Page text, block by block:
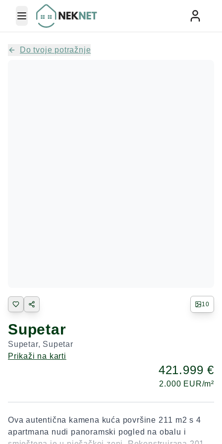
Toggle Menu
Do tvoje potražnje
10
Supetar
Supetar, Supetar
Prikaži na karti
421.999 €
2.000 EUR/m²
Ova autentična kamena kuća površine 211 m2 s 4
apartmana nudi panoramski pogled na obalu i